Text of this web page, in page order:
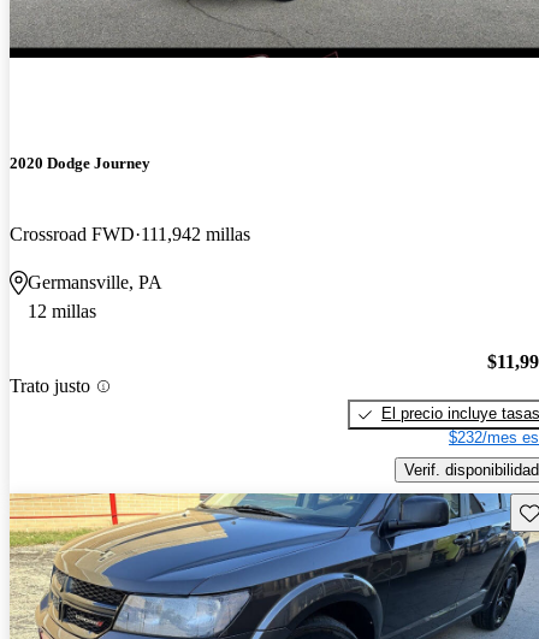
2020 Dodge Journey
Crossroad FWD 111,942 millas
Germansville, PA
12 millas
Trato justo
El precio incluye tasas
$232/mes
Verif. disponibilidad